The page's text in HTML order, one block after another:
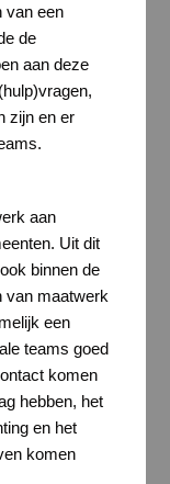
van een
de
aan deze
zijn en er
aan
Uit dit
binnen de
van maatwerk
een
teams goed
komen
hebben, het
en het
komen